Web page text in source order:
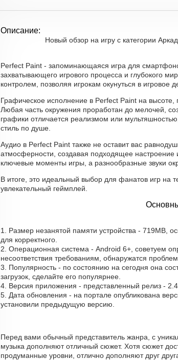
Описание:
Новый обзор на игру с категории
Perfect Paint - запоминающаяся игра для
захватывающего игрового процесса и глубокого
контролем, позволяя игрокам окунуться в игровое
Графическое исполнение в Perfect Paint на
Любая часть окружения проработан до мелочей,
графики отличается реализмом или
стиль по душе.
Аудио в Perfect Paint также не оставит вас
атмосферности, создавая подходящее
ключевые моменты игры, а разнообразные звуки
В итоге, это идеальный выбор для фанатов игр на
увлекательный геймплей.
1. Размер незанятой памяти устройства - 719MB,
для корректного.
2. Операционная система - Android 6+, советуем
несоответствия требованиям, обнаружатся
3. Популярность - по состоянию на сегодня она
загрузок, сделайте его популярнее.
4. Версия приложения - представленный релиз -
5. Дата обновления - на портале опубликована
установили предыдущую версию.
Перед вами обычный представитель жанра, с
музыка дополняют отличный сюжет. Хотя сюжет
продуманные уровни, отлично дополняют друг